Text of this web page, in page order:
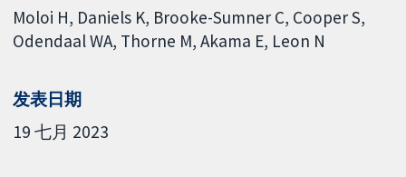
Moloi H Daniels K Brooke-Sumner C Cooper S
Odendaal WA Thorne M Akama E Leon N
发表日期
19 七月 2023